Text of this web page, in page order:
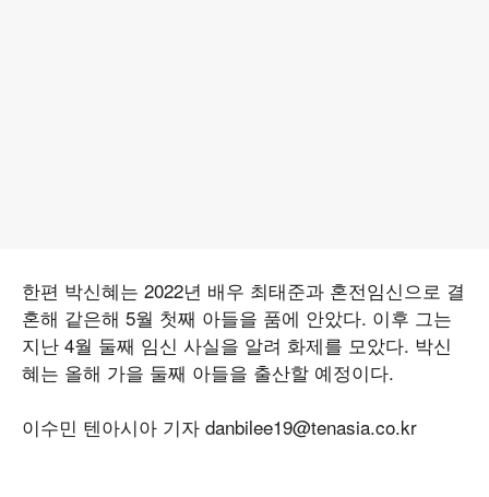
한편 박신혜는 2022년 배우 최태준과 혼전임신으로 결
혼해 같은해 5월 첫째 아들을 품에 안았다. 이후 그는
지난 4월 둘째 임신 사실을 알려 화제를 모았다. 박신
혜는 올해 가을 둘째 아들을 출산할 예정이다.
이수민 텐아시아 기자 danbilee19@tenasia.co.kr